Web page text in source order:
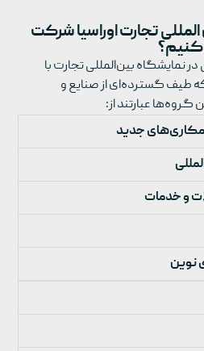
تجارت اوراسیا شرکت
کنیم؟
نمایشگاه بین‌المللی تجارت با
دارند که طیف گسترده‌ای از صنایع و
عبارتند از:
جدید
و خدمات
نوین